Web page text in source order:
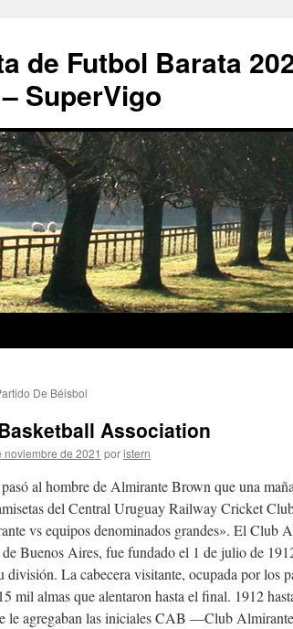
de Futbol Barata
SuperVigo
De Béisbol
Association
noviembre de 2021 poristern
al hombre de Almirante Brown que una
del Central Uruguay Railway Cricket
vs equipos denominados grandes». El Club
Buenos Aires, fue fundado el 1 de julio de
división. La cabecera visitante, ocupada por los
mil almas que alentaron hasta el final. 1912
le agregaban las iniciales CAB —Club